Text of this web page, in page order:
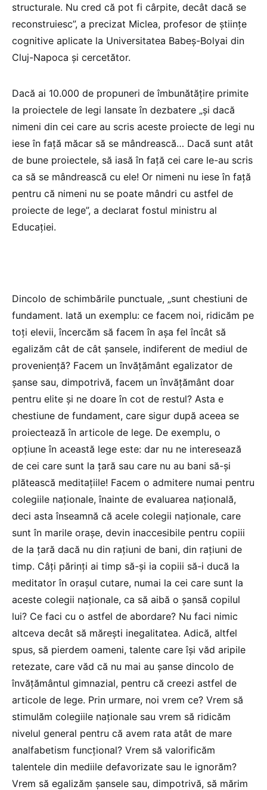
structurale. Nu cred că pot fi cârpite, decât dacă se
reconstruiesc”, a precizat Miclea, profesor de științe
cognitive aplicate la Universitatea Babeș-Bolyai din
Cluj-Napoca și cercetător.
Dacă ai 10.000 de propuneri de îmbunătățire primite
la proiectele de legi lansate în dezbatere „și dacă
nimeni din cei care au scris aceste proiecte de legi nu
iese în față măcar să se mândrească… Dacă sunt atât
de bune proiectele, să iasă în față cei care le-au scris
ca să se mândrească cu ele! Or nimeni nu iese în față
pentru că nimeni nu se poate mândri cu astfel de
proiecte de lege”, a declarat fostul ministru al
Educației.
Dincolo de schimbările punctuale, „sunt chestiuni de
fundament. Iată un exemplu: ce facem noi, ridicăm pe
toți elevii, încercăm să facem în așa fel încât să
egalizăm cât de cât șansele, indiferent de mediul de
proveniență? Facem un învățământ egalizator de
șanse sau, dimpotrivă, facem un învățământ doar
pentru elite și ne doare în cot de restul? Asta e
chestiune de fundament, care sigur după aceea se
proiectează în articole de lege. De exemplu, o
opțiune în această lege este: dar nu ne interesează
de cei care sunt la țară sau care nu au bani să-și
plătească meditațiile! Facem o admitere numai pentru
colegiile naționale, înainte de evaluarea națională,
deci asta înseamnă că acele colegii naționale, care
sunt în marile orașe, devin inaccesibile pentru copiii
de la țară dacă nu din rațiuni de bani, din rațiuni de
timp. Câți părinți ai timp să-și ia copiii să-i ducă la
meditator în orașul cutare, numai la cei care sunt la
aceste colegii naționale, ca să aibă o șansă copilul
lui? Ce faci cu o astfel de abordare? Nu faci nimic
altceva decât să mărești inegalitatea. Adică, altfel
spus, să pierdem oameni, talente care își văd aripile
retezate, care văd că nu mai au șanse dincolo de
învățământul gimnazial, pentru că creezi astfel de
articole de lege. Prin urmare, noi vrem ce? Vrem să
stimulăm colegiile naționale sau vrem să ridicăm
nivelul general pentru că avem rata atât de mare
analfabetism funcțional? Vrem să valorificăm
talentele din mediile defavorizate sau le ignorăm?
Vrem să egalizăm șansele sau, dimpotrivă, să mărim